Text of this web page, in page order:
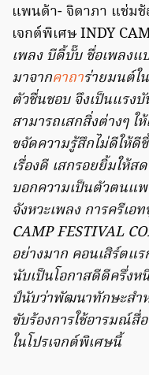
แพนด้า- จิดาภา แช่มช้
เจกต์พิเศษ INDY
เพลง บีดี้บั๊บ ชื่อเพลง
มาจากคาถาร่ายมนต์ใ
ตัวชื่นชอบ จึงเป็นแรง
สามารถเสกสิ่งต่างๆ ใ
ขจัดความรู้สึกไม่ดีให้ดี
เรื่องดี เสกรอยยิ้มให้ส
บอกความเป็นตัวตนแ
จังหวะเพลง การครีเ
CAMP FESTIVAL
อย่างมาก คอนเสิร์ตแ
นับเป็นโอกาสดีดีครึ่ง
ป์นับว่าพัฒนาทักษะสำ
ขับร้องการใช้อารมณ์สื่
ในโปรเจกต์พิเศษนี้